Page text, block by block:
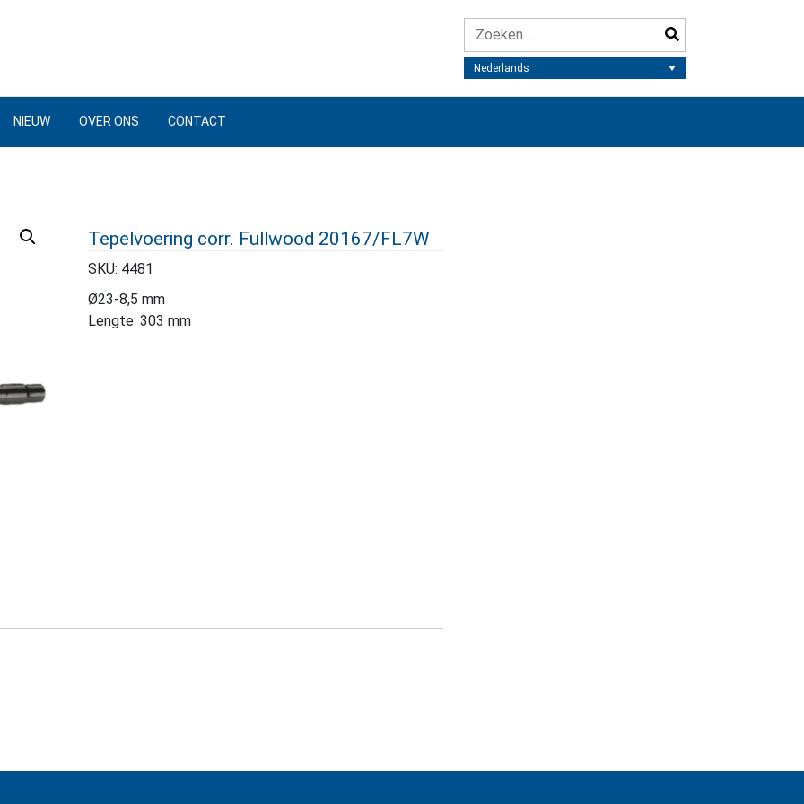
Nederlands
NIEUW OVER ONS CONTACT
Tepelvoering corr. Fullwood 20167/FL7W
SKU: 4481
Ø23-8,5 mm
Lengte: 303 mm